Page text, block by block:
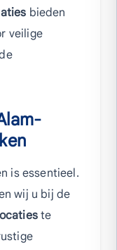
bieden
veilige
is essentieel.
wij u bij de
te